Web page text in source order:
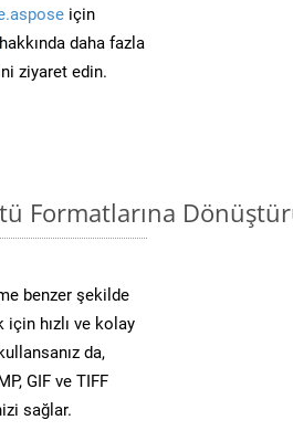
için
hakkında daha fazla
ziyaret edin.
Formatlarına
benzer şekilde
hızlı ve kolay
da,
GIF ve TIFF
sağlar.